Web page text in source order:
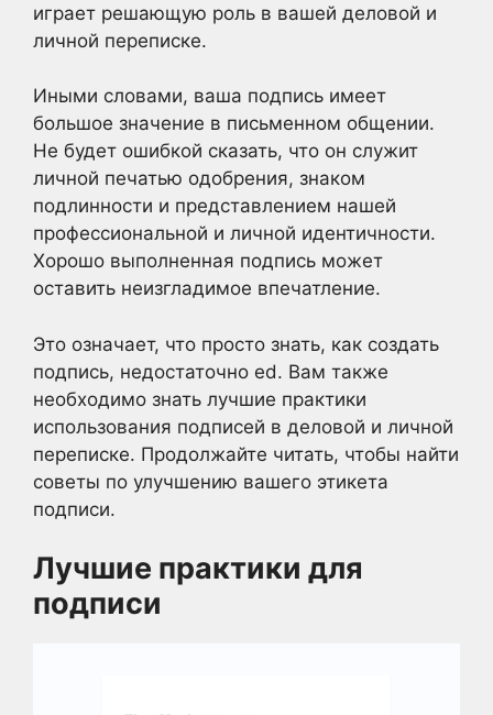
играет решающую роль в вашей деловой и
личной переписке.
Иными словами, ваша подпись имеет
большое значение в письменном общении.
Не будет ошибкой сказать, что он служит
личной печатью одобрения, знаком
подлинности и представлением нашей
профессиональной и личной идентичности.
Хорошо выполненная подпись может
оставить неизгладимое впечатление.
Это означает, что просто знать, как создать
подпись, недостаточно ed. Вам также
необходимо знать лучшие практики
использования подписей в деловой и личной
переписке. Продолжайте читать, чтобы найти
советы по улучшению вашего этикета
подписи.
Лучшие практики для
подписи